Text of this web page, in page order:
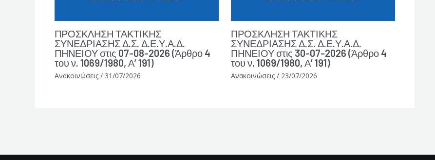
ΠΡΟΣΚΛΗΣΗ ΤΑΚΤΙΚΗΣ
ΣΥΝΕΔΡΙΑΣΗΣ Δ.Σ. Δ.Ε.Υ.Α.Δ.
ΠΗΝΕΙΟΥ στις 07-08-2026 (Άρθρο 4
του ν. 1069/1980, Α’ 191)
Ανακοινώσεις / 31/07/2026
ΠΡΟΣΚΛΗΣΗ ΤΑΚΤΙΚΗΣ
ΣΥΝΕΔΡΙΑΣΗΣ Δ.Σ. Δ.Ε.Υ.Α.Δ.
ΠΗΝΕΙΟΥ στις 30-07-2026 (Άρθρο 4
του ν. 1069/1980, Α’ 191)
Ανακοινώσεις / 23/07/2026